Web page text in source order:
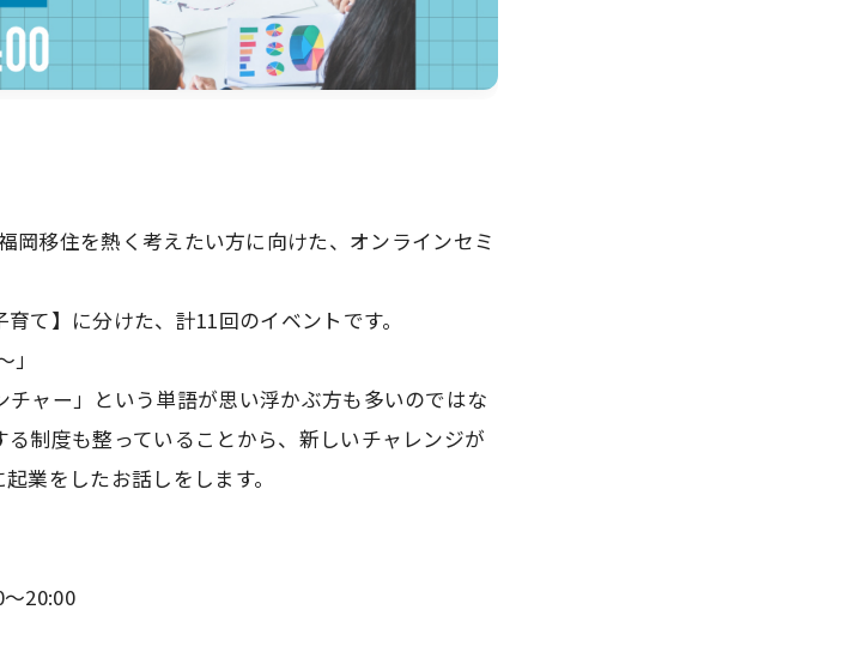
移住を熱く考えたい方に向けた、オンラインセミ
て】に分けた、計11回のイベントです。
ャー」という単語が思い浮かぶ方も多いのではな
制度も整っていることから、新しいチャレンジが
業をしたお話しをします。
20:00